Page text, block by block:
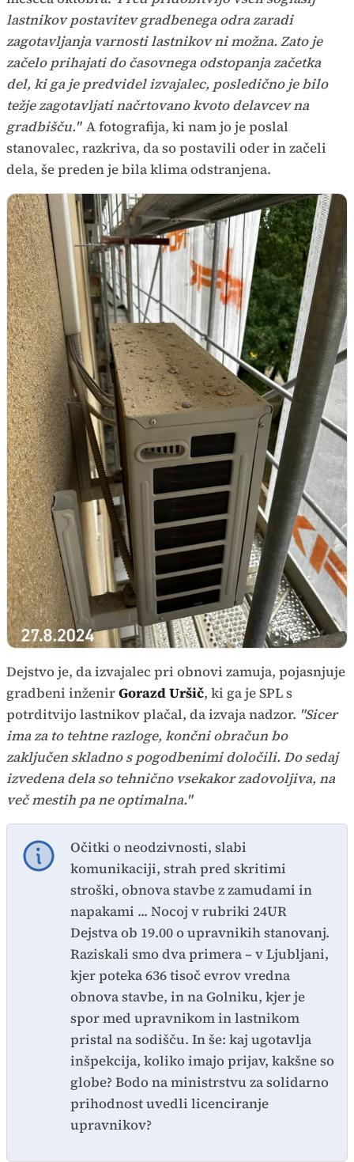
lastnikov postavitev gradbenega odra zaradi
zagotavljanja varnosti lastnikov ni možna. Zato je
začelo prihajati do časovnega odstopanja začetka
del, ki ga je predvidel izvajalec, posledično je bilo
težje zagotavljati načrtovano kvoto delavcev na
gradbišču." A fotografija, ki nam jo je poslal
stanovalec, razkriva, da so postavili oder in začeli
dela, še preden je bila klima odstranjena.
Dejstvo je, da izvajalec pri obnovi zamuja, pojasnjuje
gradbeni inženirGorazd Uršič, ki ga je SPL s
potrditvijo lastnikov plačal, da izvaja nadzor. "Sicer
ima za to tehtne razloge, končni obračun bo
zaključen skladno s pogodbenimi določili. Do sedaj
izvedena dela so tehnično vsekakor zadovoljiva, na
več mestih pa ne optimalna."
Očitki o neodzivnosti, slabi
komunikaciji, strah pred skritimi
stroški, obnova stavbe z zamudami in
napakami ... Nocoj v rubriki 24UR
Dejstva ob 19.00 o upravnikih stanovanj.
Raziskali smo dva primera – v Ljubljani,
kjer poteka 636 tisoč evrov vredna
obnova stavbe, in na Golniku, kjer je
spor med upravnikom in lastnikom
pristal na sodišču. In še: kaj ugotavlja
inšpekcija, koliko imajo prijav, kakšne so
globe? Bodo na ministrstvu za solidarno
prihodnost uvedli licenciranje
upravnikov?